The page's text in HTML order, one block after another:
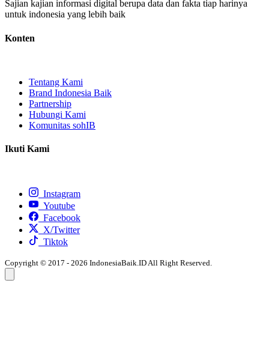
Sajian kajian informasi digital berupa data dan fakta tiap harinya
untuk indonesia yang lebih baik
Konten
Tentang Kami
Brand Indonesia Baik
Partnership
Hubungi Kami
Komunitas sohIB
Ikuti Kami
Instagram
Youtube
Facebook
X/Twitter
Tiktok
Copyright © 2017 - 2026 IndonesiaBaik.ID All Right Reserved.